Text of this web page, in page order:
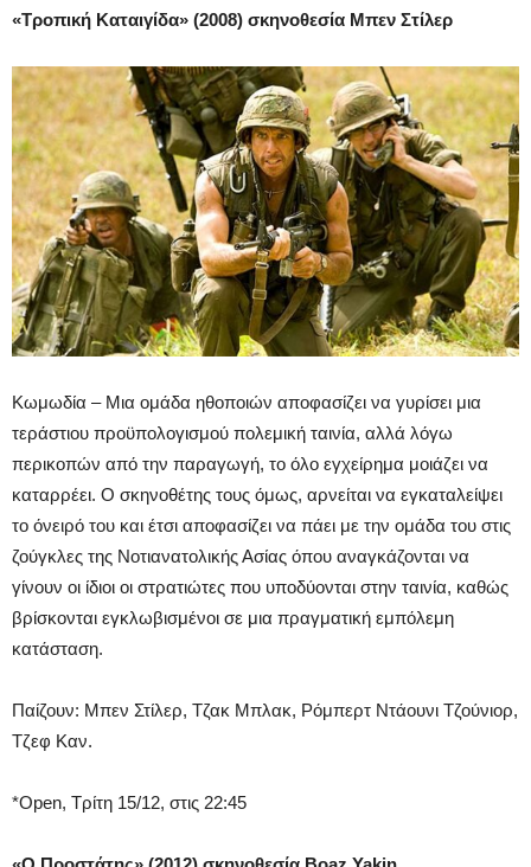
«Τροπική Καταιγίδα» (2008) σκηνοθεσία Μπεν Στίλερ
Κωμωδία – Μια ομάδα ηθοποιών αποφασίζει να γυρίσει μια
τεράστιου προϋπολογισμού πολεμική ταινία, αλλά λόγω
περικοπών από την παραγωγή, το όλο εγχείρημα μοιάζει να
καταρρέει. Ο σκηνοθέτης τους όμως, αρνείται να εγκαταλείψει
το όνειρό του και έτσι αποφασίζει να πάει με την ομάδα του στις
ζούγκλες της Νοτιανατολικής Ασίας όπου αναγκάζονται να
γίνουν οι ίδιοι οι στρατιώτες που υποδύονται στην ταινία, καθώς
βρίσκονται εγκλωβισμένοι σε μια πραγματική εμπόλεμη
κατάσταση.
Παίζουν: Μπεν Στίλερ, Τζακ Μπλακ, Ρόμπερτ Ντάουνι Τζούνιορ,
Τζεφ Καν.
*Open, Τρίτη 15/12, στις 22:45